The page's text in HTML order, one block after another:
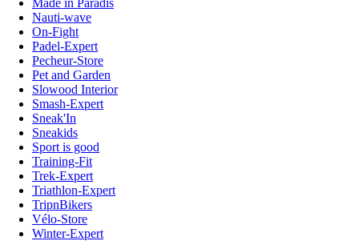
Nauti-wave
On-Fight
Padel-Expert
Pecheur-Store
Pet and Garden
Slowood Interior
Smash-Expert
Sneak'In
Sneakids
Sport is good
Training-Fit
Trek-Expert
Triathlon-Expert
TripnBikers
Vélo-Store
Winter-Expert